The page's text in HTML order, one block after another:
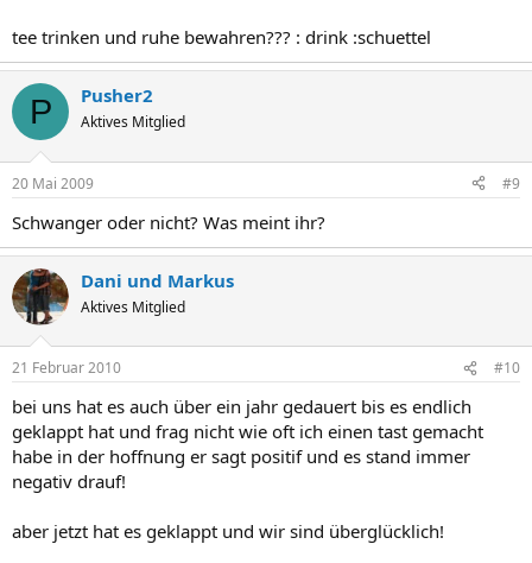
tee trinken und ruhe bewahren??? : drink :schuettel
P Pusher2
Aktives Mitglied
20 Mai 2009 #9
Schwanger oder nicht? Was meint ihr?
Dani und Markus
Aktives Mitglied
21 Februar 2010 #10
bei uns hat es auch über ein jahr gedauert bis es endlich
geklappt hat und frag nicht wie oft ich einen tast gemacht
habe in der hoffnung er sagt positif und es stand immer
negativ drauf!
aber jetzt hat es geklappt und wir sind überglücklich!